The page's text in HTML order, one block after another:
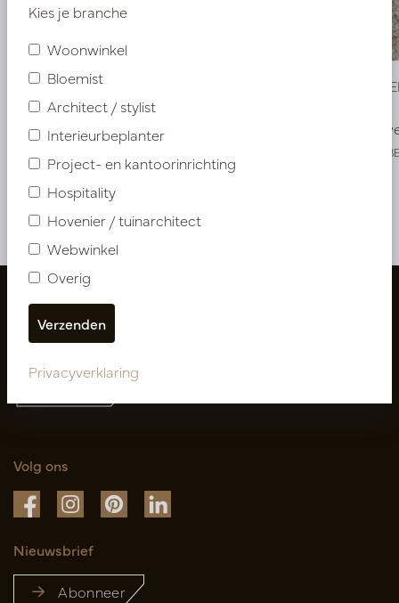
Carpet TEMBER Grey 200X300cm
Snel weer op voorraad, reserveer nu
Carpet
Snel
Meer van Kleden
Volg ons
Nieuwsbrief
Abonneer
Kies je branche
Woonwinkel
Bloemist
Architect / stylist
Interieurbeplanter
Project- en kantoorinrichting
Hospitality
Hovenier / tuinarchitect
Webwinkel
Overig
Privacyverklaring